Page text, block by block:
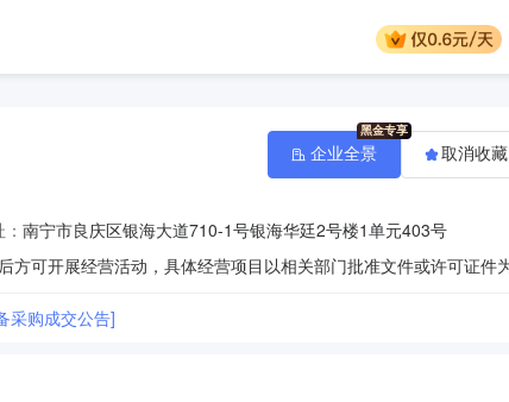
南宁市良庆区银海大道710-1号银海华廷2号楼1单元403号
采购成交公告]
企业全景 取消收藏